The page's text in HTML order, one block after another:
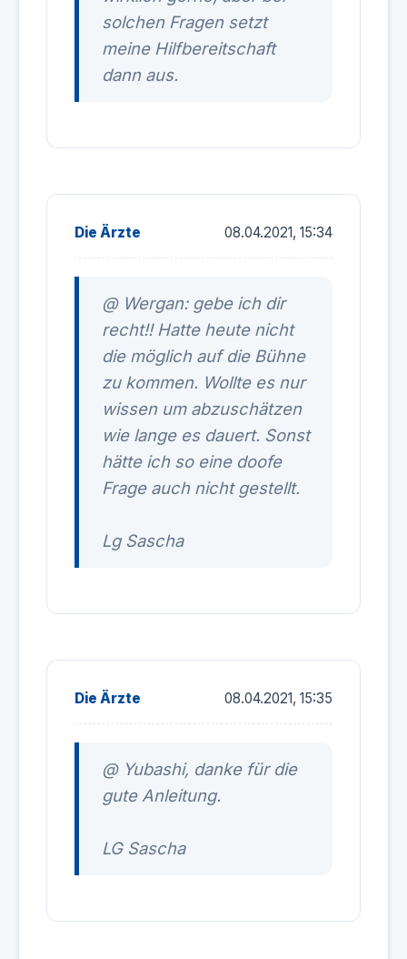
solchen Fragen setzt
meine Hilfbereitschaft
dann aus.
Die Ärzte 08.04.2021, 15:34
@ Wergan: gebe ich dir
recht!! Hatte heute nicht
die möglich auf die Bühne
zu kommen. Wollte es nur
wissen um abzuschätzen
wie lange es dauert. Sonst
hätte ich so eine doofe
Frage auch nicht gestellt.
Lg Sascha
Die Ärzte 08.04.2021, 15:35
@ Yubashi, danke für die
gute Anleitung.
LG Sascha